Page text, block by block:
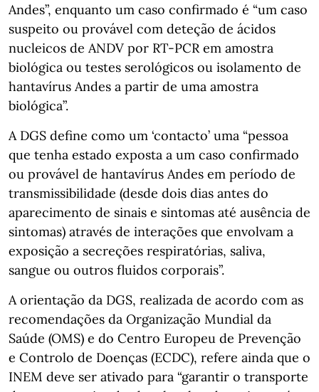
Andes”, enquanto um caso confirmado é “um caso
suspeito ou provável com deteção de ácidos
nucleicos de ANDV por RT-PCR em amostra
biológica ou testes serológicos ou isolamento de
hantavírus Andes a partir de uma amostra
biológica”.
A DGS define como um ‘contacto’ uma “pessoa
que tenha estado exposta a um caso confirmado
ou provável de hantavírus Andes em período de
transmissibilidade (desde dois dias antes do
aparecimento de sinais e sintomas até ausência de
sintomas) através de interações que envolvam a
exposição a secreções respiratórias, saliva,
sangue ou outros fluidos corporais”.
A orientação da DGS, realizada de acordo com as
recomendações da Organização Mundial da
Saúde (OMS) e do Centro Europeu de Prevenção
e Controlo de Doenças (ECDC), refere ainda que o
INEM deve ser ativado para “garantir o transporte